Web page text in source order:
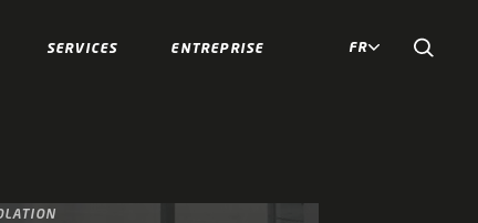
SERVICES ENTREPRISE FR